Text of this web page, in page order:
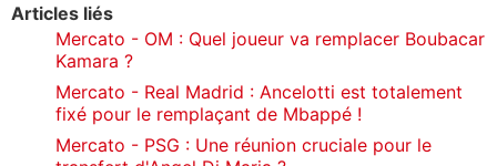
Articles liés
Mercato - OM : Quel joueur va remplacer Boubacar
Kamara ?
Mercato - Real Madrid : Ancelotti est totalement
fixé pour le remplaçant de Mbappé !
Mercato - PSG : Une réunion cruciale pour le